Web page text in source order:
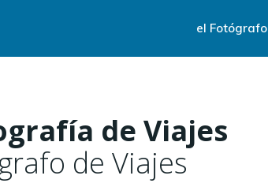
el Fotógrafo
de Viajes
de Viajes